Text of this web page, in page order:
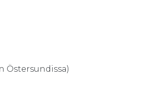
Östersundissa)